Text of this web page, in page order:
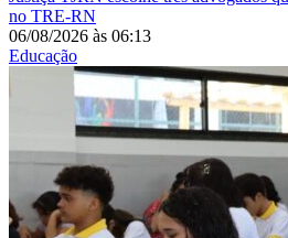
no TRE-RN
06/08/2026 às 06:13
Educação